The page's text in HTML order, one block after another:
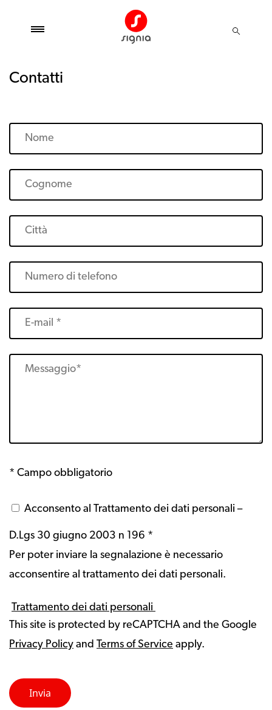
Contatti
* Campo obbligatorio
Acconsento al Trattamento dei dati personali –
D.Lgs 30 giugno 2003 n 196 *
Per poter inviare la segnalazione è necessario
acconsentire al trattamento dei dati personali.
Trattamento dei dati personali
This site is protected by reCAPTCHA and the Google
Privacy Policy and Terms of Service apply.